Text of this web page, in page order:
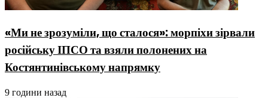
«Ми не зрозуміли, що сталося»: морпіхи зірвали
російську ІПСО та взяли полонених на
Костянтинівському напрямку
9 години назад